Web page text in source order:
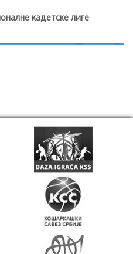
кадетске лиге